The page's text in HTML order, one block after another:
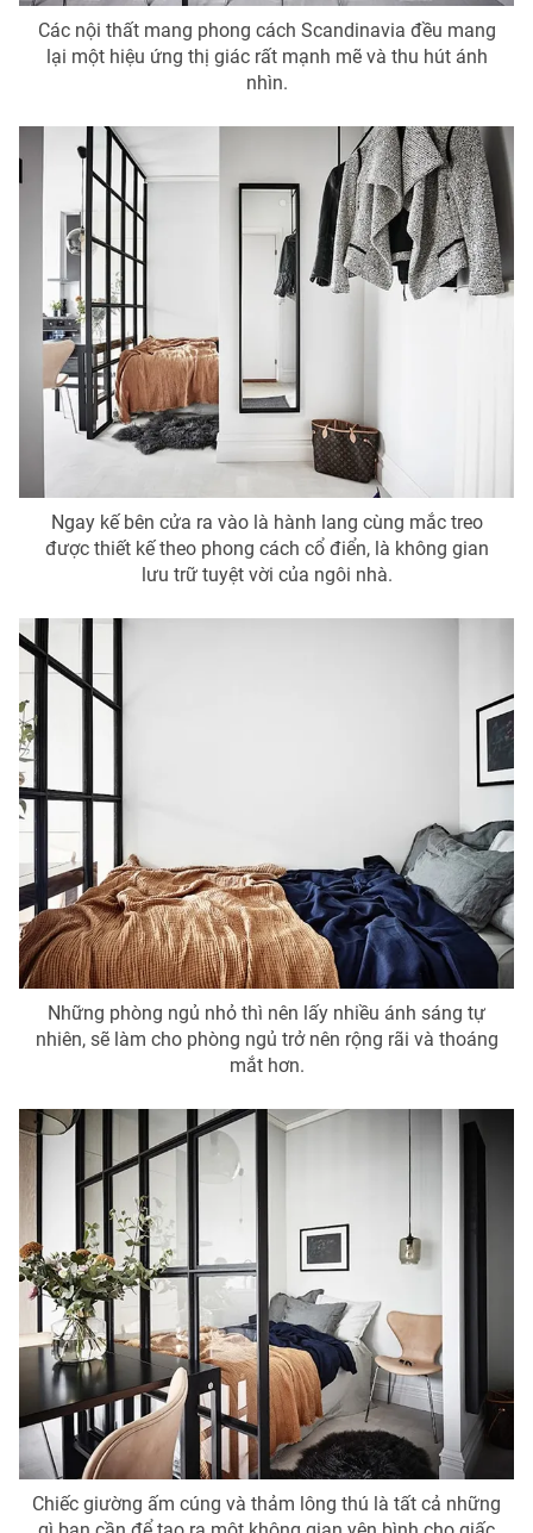
Liên hệ quảng cáo:024-7300.7108
® Cấm sao chép dưới mọi hình thức nếu không có sự chấp
thuận bằng văn bản. Ghi rõ nguồn VTV.vn khi phát hành lại
thông tin từ website này.
Các nội thất mang phong cách Scandinavia đều mang
lại một hiệu ứng thị giác rất mạnh mẽ và thu hút ánh
nhìn.
Ngay kế bên cửa ra vào là hành lang cùng mắc treo
được thiết kế theo phong cách cổ điển, là không gian
lưu trữ tuyệt vời của ngôi nhà.
Những phòng ngủ nhỏ thì nên lấy nhiều ánh sáng tự
nhiên, sẽ làm cho phòng ngủ trở nên rộng rãi và thoáng
mắt hơn.
Chiếc giường ấm cúng và thảm lông thú là tất cả những